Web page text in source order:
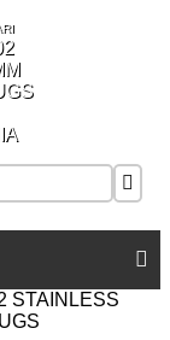
STAINLESS